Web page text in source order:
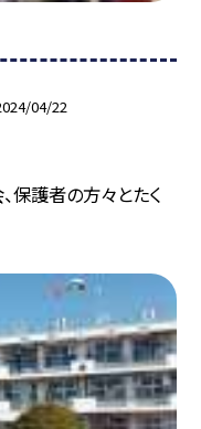
04/22
保護者の方々とたく